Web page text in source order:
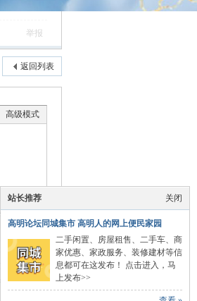
举报
返回列表
高级模式
版积分规则
关闭
站长推荐
高明论坛同城集市 高明人的网上便民家园
二手闲置、房屋租售、二手车、商
家优惠、家政服务、装修建材等信
息都可在这发布！ 点击进入，马
上发布>>
备15002740号)
19 queries .